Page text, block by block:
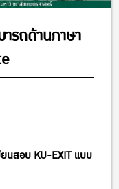
รถด้านภาษา
นสอบ KU-EXIT แบบ